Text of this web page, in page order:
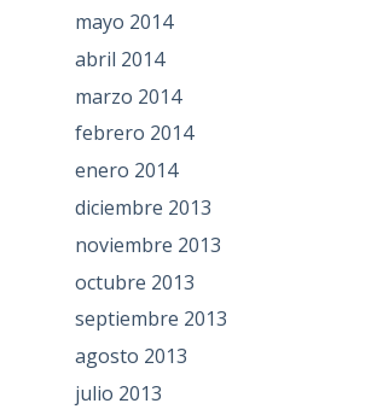
mayo 2014
abril 2014
marzo 2014
febrero 2014
enero 2014
diciembre 2013
noviembre 2013
octubre 2013
septiembre 2013
agosto 2013
julio 2013